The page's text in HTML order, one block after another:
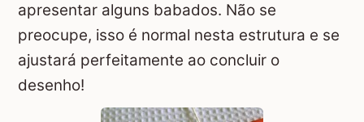
apresentar alguns babados. Não se
preocupe, isso é normal nesta estrutura e se
ajustará perfeitamente ao concluir o
desenho!